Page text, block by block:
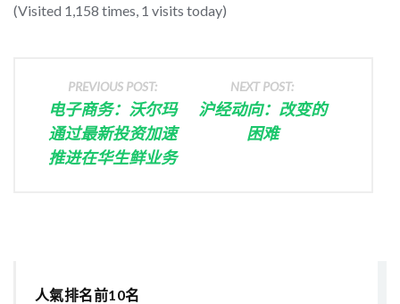
(Visited 1,158 times, 1 visits today)
PREVIOUS POST:
电子商务：沃尔玛
通过最新投资加速
推进在华生鲜业务
NEXT POST:
沪经动向：改变的
困难
人氣排名前10名